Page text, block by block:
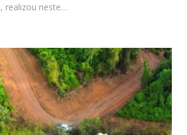
realizou neste…